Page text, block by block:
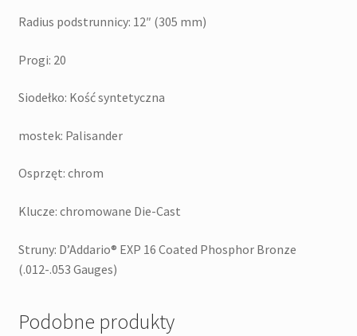
Radius podstrunnicy: 12″ (305 mm)
Progi: 20
Siodełko: Kość syntetyczna
mostek: Palisander
Osprzęt: chrom
Klucze: chromowane Die-Cast
Struny: D’Addario® EXP 16 Coated Phosphor Bronze
(.012-.053 Gauges)
Podobne produkty